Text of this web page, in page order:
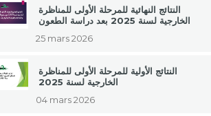
النتائج النهائية للمرحلة الأولى للمناظرة
الخارجية لسنة 2025 بعد دراسة الطعون
25 mars 2026
النتائج الأولية للمرحلة الأولى للمناظرة
الخارجية لسنة 2025
04 mars 2026